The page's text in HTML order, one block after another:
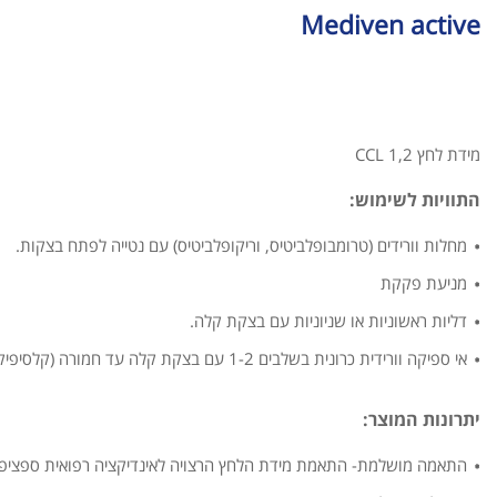
Mediven active
מידת לחץ 1,2 CCL
התוויות לשימוש:
מחלות וורידים (טרומבופלביטיס, וריקופלביטיס) עם נטייה לפתח בצקות.
מניעת פקקת
דליות ראשוניות או שניוניות עם בצקת קלה.
אי ספיקה וורידית כרונית בשלבים 1-2 עם בצקת קלה עד חמורה (קלסיפיקציית CEAP C1-C3)
יתרונות המוצר:
התאמה מושלמת- התאמת מידת הלחץ הרצויה לאינדיקציה רפואית